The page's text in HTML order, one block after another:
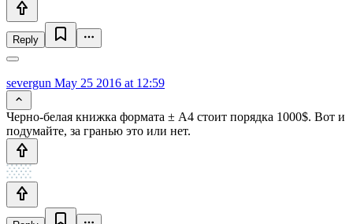
Reply
severgun May 25 2016 at 12:59
Черно-белая книжка формата ± А4 стоит порядка 1000$. Вот и
подумайте, за гранью это или нет.